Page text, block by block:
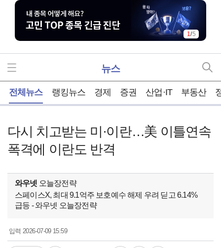
1/5
뉴스
전체뉴스 랭킹뉴스 경제 증권 산업·IT 부동산
다시 치고받는 미·이란…美 이틀연속
폭격에 이란도 반격
와우넷 오늘장전략
스페이스X, 최대 9.1억주 보호예수 해제 우려 딛고 6.14%
급등 - 와우넷 오늘장전략
입력2026-07-09 15:59